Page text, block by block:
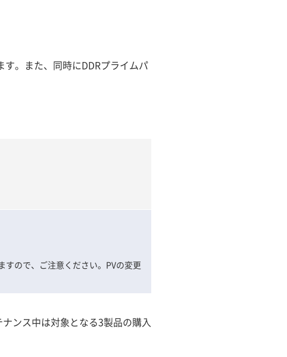
。また、同時にDDRプライムパ
ので、ご注意ください。PVの変更
ンス中は対象となる3製品の購入